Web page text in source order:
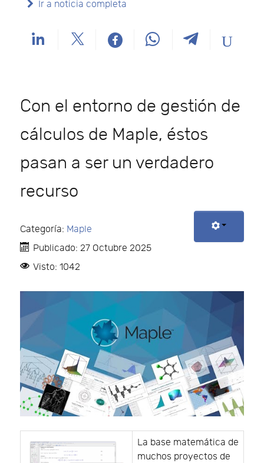
Ir a noticia completa
Con el entorno de gestión de
cálculos de Maple, éstos
pasan a ser un verdadero
recurso
Categoría: Maple
Publicado: 27 Octubre 2025
Visto: 1042
La base matemática de
muchos proyectos de